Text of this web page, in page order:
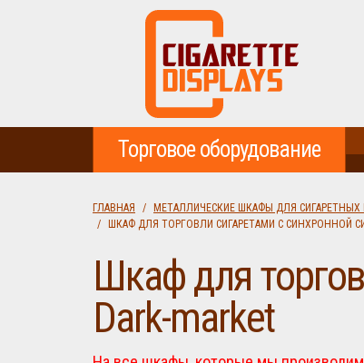
Торговое оборудование
ГЛАВНАЯ
МЕТАЛЛИЧЕСКИЕ ШКАФЫ ДЛЯ
ШКАФ ДЛЯ ТОРГОВЛИ СИГАРЕТАМИ С СИНХРОННОЙ
Шкаф для
Dark-market